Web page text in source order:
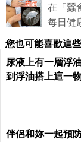
在「蠶
每日健
您也可能喜歡這
尿液上有一層浮
到浮油搭上這一
伴侶和妳一起預